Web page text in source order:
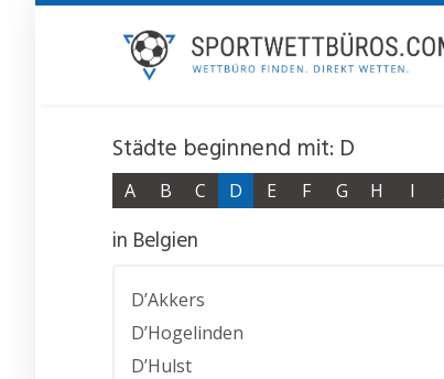
Städte beginnend mit: D
A B C D E F G H I
in Belgien
D’Akkers
D’Hogelinden
D’Hulst